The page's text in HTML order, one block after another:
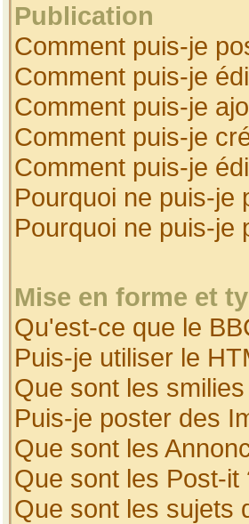
Publication
Comment puis-je
Comment puis-je
Comment puis-je
Comment puis-je
Comment puis-je
Pourquoi ne puis-je
Pourquoi ne puis-je
Mise en forme et
Qu'est-ce que le
Puis-je utiliser le
Que sont les
Puis-je poster des
Que sont les
Que sont les Post-it
Que sont les sujets